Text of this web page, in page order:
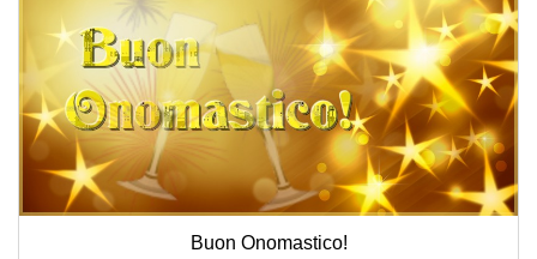
Buon Onomastico!